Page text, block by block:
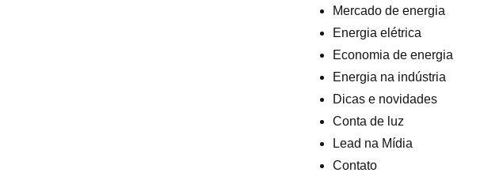
Mercado de energia
Energia elétrica
Economia de energia
Energia na indústria
Dicas e novidades
Conta de luz
Lead na Mídia
Contato